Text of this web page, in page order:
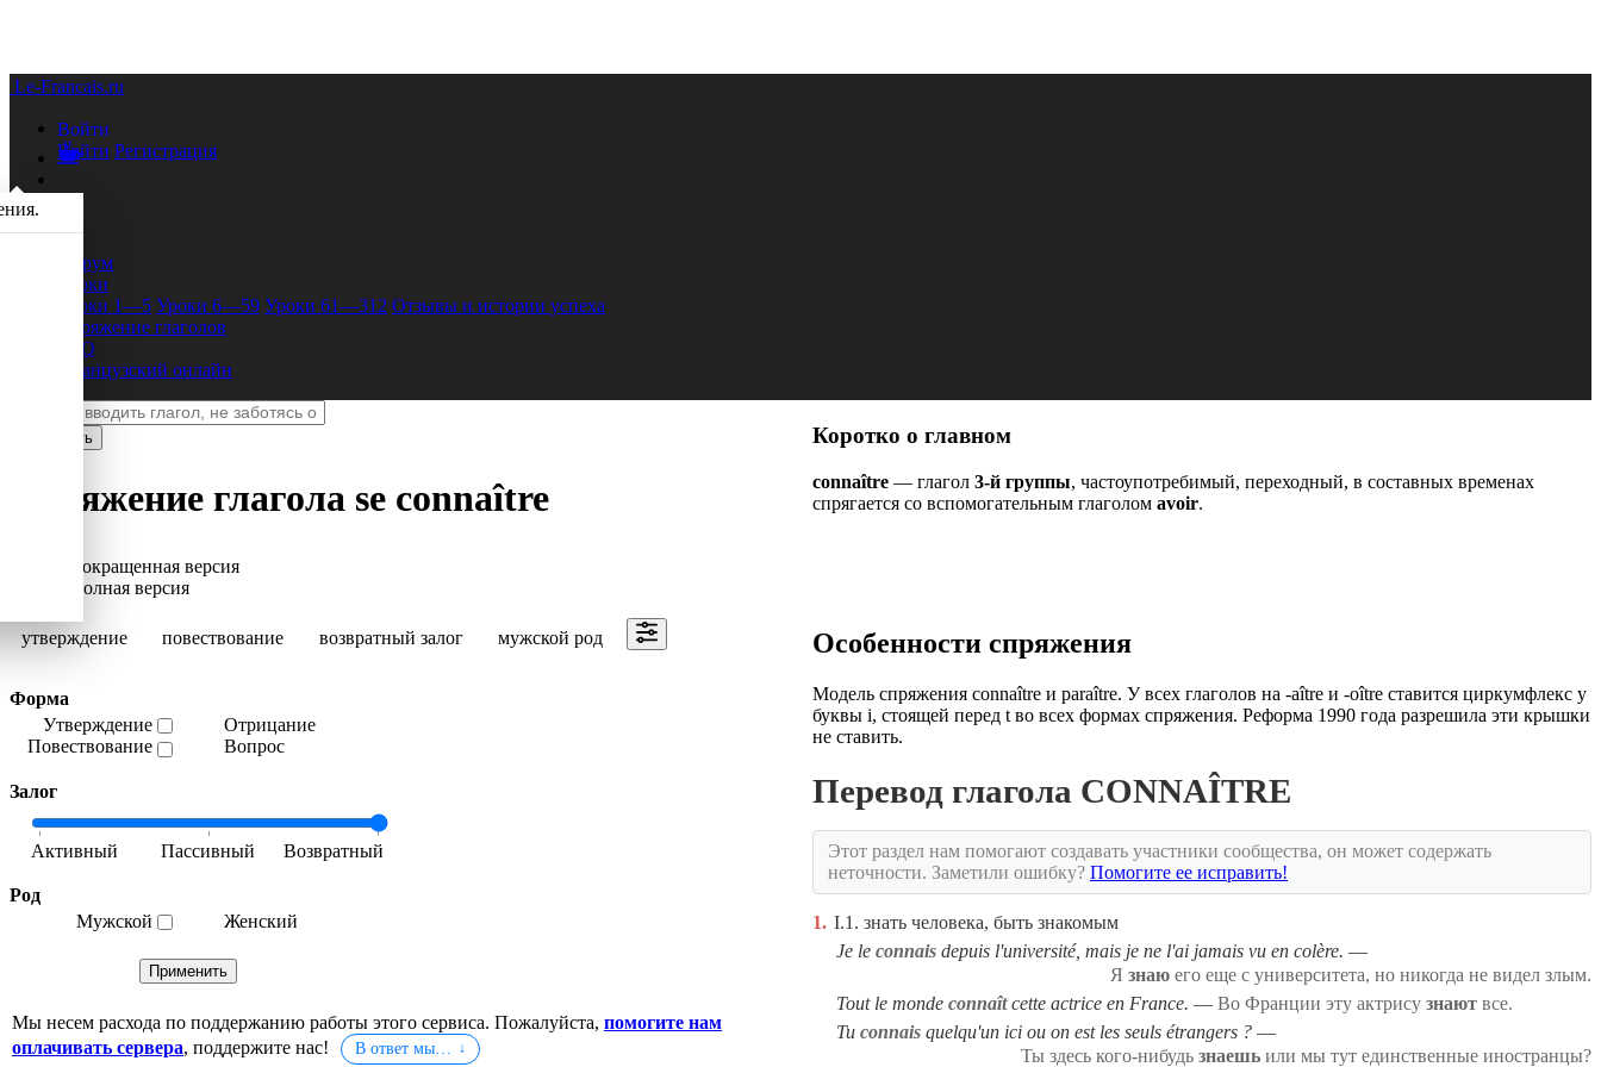
Le-Francais.ru
Войти
Войти Регистрация
Форум
Уроки
Уроки 1—5 Уроки 6—59 Уроки 61—312 Отзывы и истории успеха
Спряжение глаголов
FAQ
Французский онлайн
Спряжение глагола se connaître
Сокращенная версия
Полная версия
утверждение повествование возвратный залог мужской род
Форма
Утверждение
Повествование
Отрицание
Вопрос
Залог
Род
Мужской
Женский
Мы несем расхода по поддержанию работы этого сервиса. Пожалуйста, помогите нам
оплачивать сервера, поддержите нас! В ответ мы…
Коротко о главном
connaître — глагол 3-й группы, частоупотребимый, переходный, в составных временах
спрягается со вспомогательным глаголом avoir.
Особенности спряжения
Модель спряжения connaître и paraître. У всех глаголов на -aître и -oître ставится циркумфлекс у
буквы i, стоящей перед t во всех формах спряжения. Реформа 1990 года разрешила эти крышки
не ставить.
Перевод глагола CONNAÎTRE
Этот раздел нам помогают создавать участники сообщества, он может содержать
неточности. Заметили ошибку? Помогите ее исправить!
1. I.1. знать человека, быть знакомым
Je le connais depuis l'université, mais je ne l'ai jamais vu en colère.
Я знаю его еще с университета, но никогда не видел злым.
Tout le monde connaîtcette actrice en France. Во Франции эту актрису знают все.
Tu connais quelqu'un ici ou on est les seuls étrangers ?
Ты здесь кого-нибудь знаешь или мы тут единственные иностранцы?